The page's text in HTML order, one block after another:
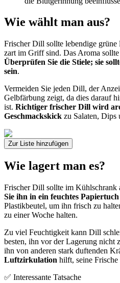
Wie wählt man aus?
Frischer Dill sollte lebendige grüne
zart im Griff sind. Das Aroma
Überprüfen Sie die Stiele; sie
sein.
Vermeiden Sie jeden Dill, der
Gelbfärbung zeigt, da dies darauf
ist. Richtiger frischer Dill wird
Geschmackskick zu Salaten, Dips
Zur Liste hinzufügen
Wie lagert man es?
Frischer Dill sollte im Kühlschrank
Sie ihn in ein feuchtes Papiertuch
Plastikbeutel, um ihn frisch zu
zu einer Woche halten.
Zu viel Feuchtigkeit kann Dill
besten, ihn vor der Lagerung nicht
ihn von anderen stark duftenden
Luftzirkulation hilft, seine Frische
✅ Interessante Tatsache